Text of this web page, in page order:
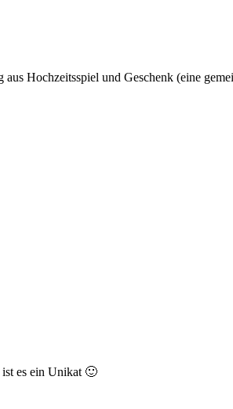
Hochzeitsspiel und Geschenk (eine
ist es ein Unikat 🙂